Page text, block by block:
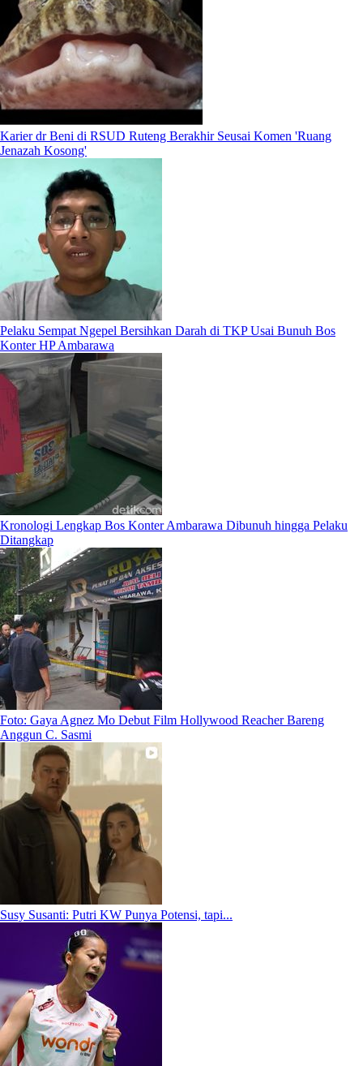
Karier dr Beni di RSUD Ruteng Berakhir Seusai Komen 'Ruang
Jenazah Kosong'
Pelaku Sempat Ngepel Bersihkan Darah di TKP Usai Bunuh Bos
Konter HP Ambarawa
Kronologi Lengkap Bos Konter Ambarawa Dibunuh hingga Pelaku
Ditangkap
Foto: Gaya Agnez Mo Debut Film Hollywood Reacher Bareng
Anggun C. Sasmi
Susy Susanti: Putri KW Punya Potensi, tapi...